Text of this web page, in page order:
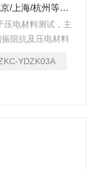
JZKC-YDZK03A压电阻抗分析仪(供应北京/上海/杭州等全国各地)
压电材料测试，主
阻抗及压电材料
分析软件，可以
等相关参数。现
YDZK03A